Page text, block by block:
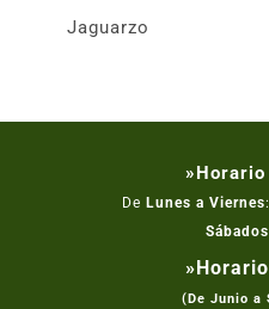
Jaguarzo
De Lunes a Viernes
Sábados
(De Junio a